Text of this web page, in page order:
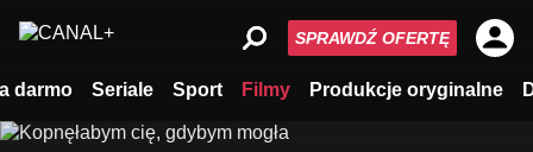
darmo Seriale Sport Filmy Produkcje oryginalne
SPRAWDŹ OFERTĘ